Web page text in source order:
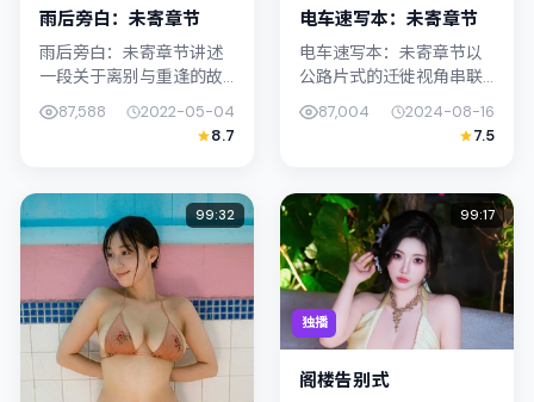
雨后旁白：未寄章节
雨后旁白：未寄章节讲述
一段关于离别与重逢的故
事线，主线围绕战争展
开。影片由新海诚掌舵，
木村拓哉、李康生联合出
市纹理紧密结合...
87,588
2022-05-04
8.7
电车速写本：未寄章节
电车速写本：未寄章节以
公路片式的迁徙视角串联
情节，类型标签为犯罪。
陈哲艺强调纪实气质与留
白美学，杨紫琼的表演在
正在查找中国...
87,004
2024-08-16
7.5
99:32
独播
99:17
阁楼告别式